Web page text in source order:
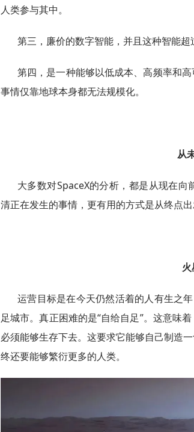
人类参与其中。
第三，廉价的数字智能，并且这种智能超
第四，是一种能够以低成本、高频率和
事情仅靠地球本身都无法规模化。
从
大多数对SpaceX的分析，都是从现在
清正在发生的事情，更有用的方式是从终点出
运营目标是在今天仍然活着的人有生之
足城市。真正困难的是“自给自足”。这意味
必须能够生存下去。这要求它能够自己制造
终还要能够繁衍更多的人类。